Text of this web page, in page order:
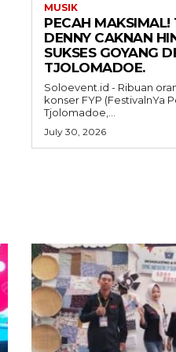
MUSIK
PECAH MAKSIMAL!
DENNY CAKNAN
SUKSES GOYANG
TJOLOMADOE.
Soloevent.id - Ribuan
konser FYP (FestivalnYa
Tjolomadoe,...
July 30, 2026